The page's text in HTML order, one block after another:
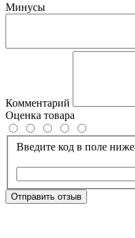
Минусы
Комментарий
Оценка товара
Введите код в поле ниже
Отправить отзыв